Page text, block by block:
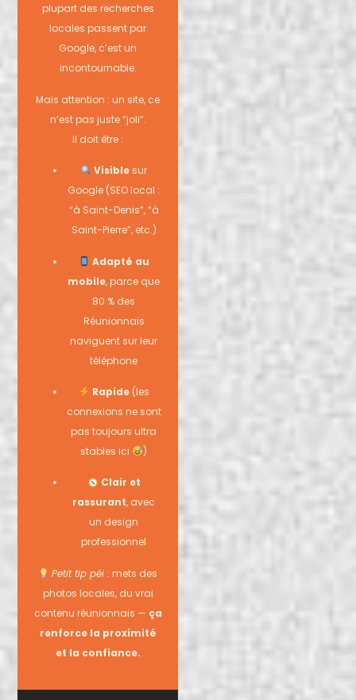
plupart des recherches
locales passent par
Google, c’est un
incontournable.
Mais attention : un site, ce
n’est pas juste “joli”.
Il doit être :
Visible sur
Google (SEO local :
“à Saint-Denis”, “à
Saint-Pierre”, etc.)
Adapté au
mobile, parce que
80 % des
Réunionnais
naviguent sur leur
téléphone
Rapide(les
connexions ne sont
pas toujours ultra
stables ici
)
Clair et
rassurant, avec
un design
professionnel
Petit tip péi : mets des
photos locales, du vrai
contenu réunionnais — ça
renforce la proximité
et la confiance.